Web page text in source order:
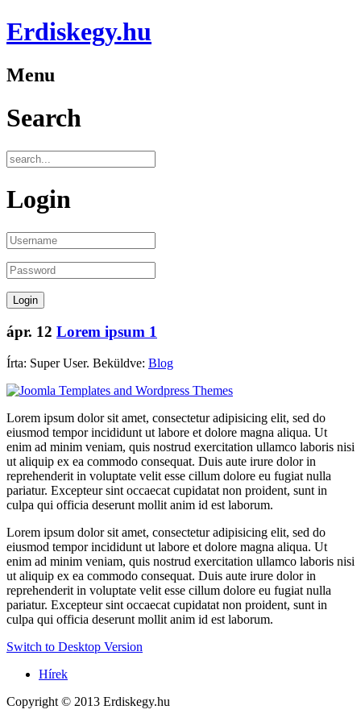
Erdiskegy.hu
Menu
Search
Login
ápr. 12 Lorem ipsum 1
Írta: Super User. Beküldve: Blog
Lorem ipsum dolor sit amet, consectetur adipisicing elit, sed do
eiusmod tempor incididunt ut labore et dolore magna aliqua. Ut
enim ad minim veniam, quis nostrud exercitation ullamco laboris nisi
ut aliquip ex ea commodo consequat. Duis aute irure dolor in
reprehenderit in voluptate velit esse cillum dolore eu fugiat nulla
pariatur. Excepteur sint occaecat cupidatat non proident, sunt in
culpa qui officia deserunt mollit anim id est laborum.
Lorem ipsum dolor sit amet, consectetur adipisicing elit, sed do
eiusmod tempor incididunt ut labore et dolore magna aliqua. Ut
enim ad minim veniam, quis nostrud exercitation ullamco laboris nisi
ut aliquip ex ea commodo consequat. Duis aute irure dolor in
reprehenderit in voluptate velit esse cillum dolore eu fugiat nulla
pariatur. Excepteur sint occaecat cupidatat non proident, sunt in
culpa qui officia deserunt mollit anim id est laborum.
Switch to Desktop Version
Hírek
Copyright © 2013 Erdiskegy.hu